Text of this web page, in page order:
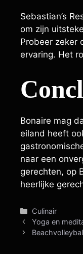
Sebastian’s
om zijn
Probeer zeker
ervaring. Het
Bonaire mag
eiland heeft
naar een
gerechten, op
heerlijke
Categorieën
Culinair
Yoga en